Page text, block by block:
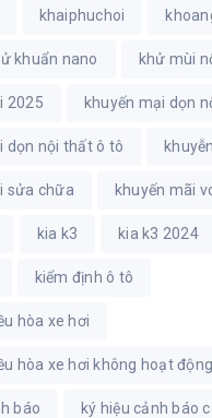
khaiphuchoi
khuẩn nano khử mùi
2025 khuyến mại dọn
dọn nội thất ô tô
sửa chữa khuyến mãi
kia k3 kia k3 2024
kiểm định ô tô
hòa xe hơi
hòa xe hơi không hoạt động
báo ký hiệu cảnh báo